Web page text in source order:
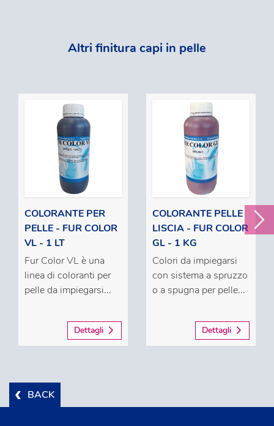
Altri finitura capi in pelle
COLORANTE PER
PELLE - FUR COLOR
VL - 1 LT
Fur Color VL è una
linea di coloranti per
pelle da impiegarsi...
Dettagli
COLORANTE PELLE
LISCIA - FUR COLOR
GL - 1 KG
Colori da impiegarsi
con sistema a spruzzo
o a spugna per pelle...
Dettagli
BACK